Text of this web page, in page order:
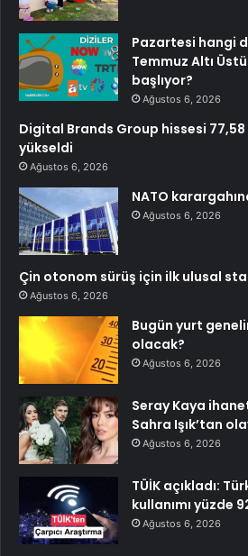
Pazartesi hangi
Temmuz Altı
başlıyor?
Ağustos 6, 2026
Digital Brands Group hissesi
yükseldi
Ağustos 6, 2026
NATO
Ağustos 6, 2026
Çin otonom sürüş için ilk ulusal
Ağustos 6, 2026
Bugün yurt
olacak?
Ağustos 6, 2026
Seray Kaya
Sahra Işık’tan
Ağustos 6, 2026
TÜİK açıkladı:
kullanımı yüzde
Ağustos 6, 2026